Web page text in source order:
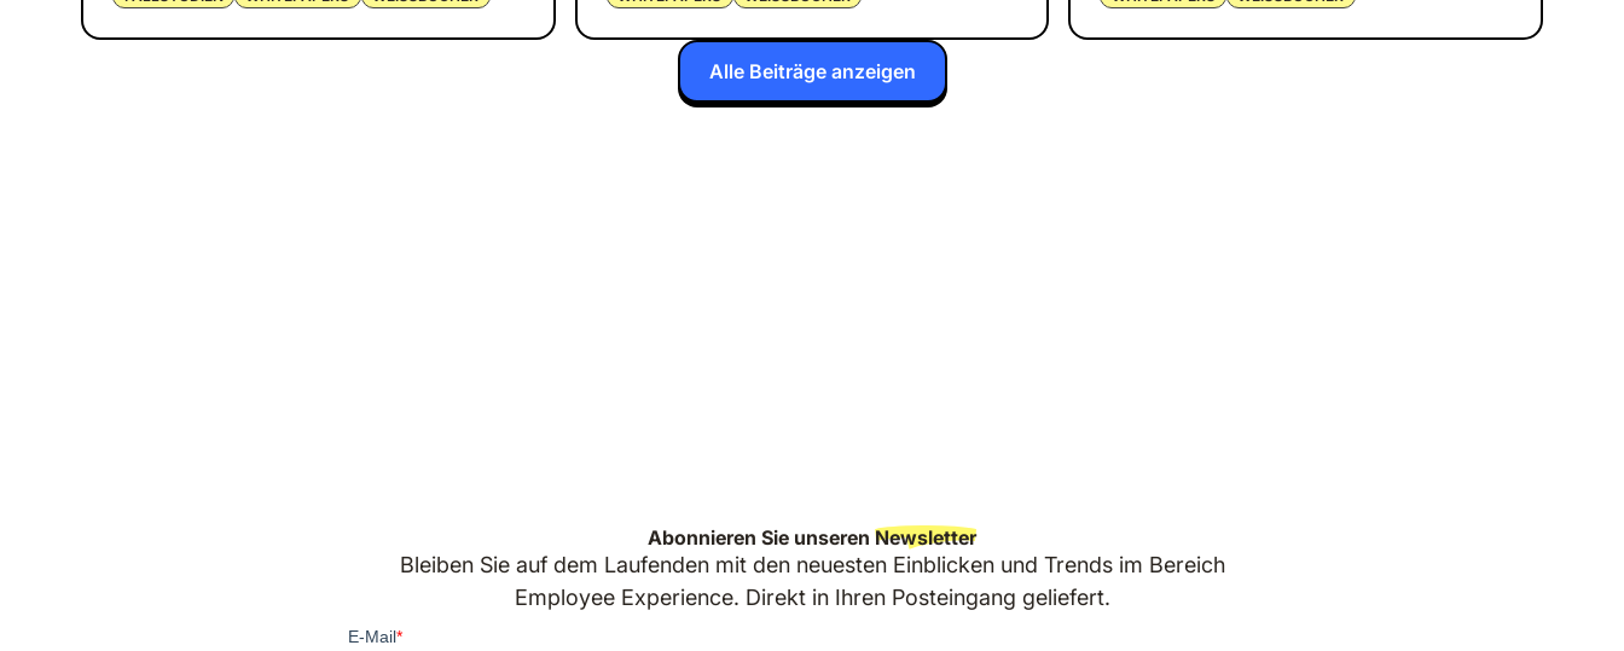
Alle Beiträge anzeigen
Abonnieren Sie unseren Newsletter
Bleiben Sie auf dem Laufenden mit den neuesten Einblicken und Trends im Bereich
Employee Experience. Direkt in Ihren Posteingang geliefert.